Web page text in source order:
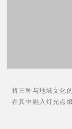
将三种与地域文化
在其中融入灯光点